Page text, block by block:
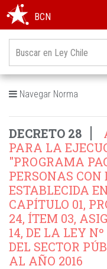
BCN
Navegar Norma
DECRETO 28
PARA LA
"PROGRAMA
PERSONAS CON
ESTABLECIDA
CAPÍTULO 01,
24, ÍTEM 03,
14, DE LA LEY
DEL SECTOR
AL AÑO 2016